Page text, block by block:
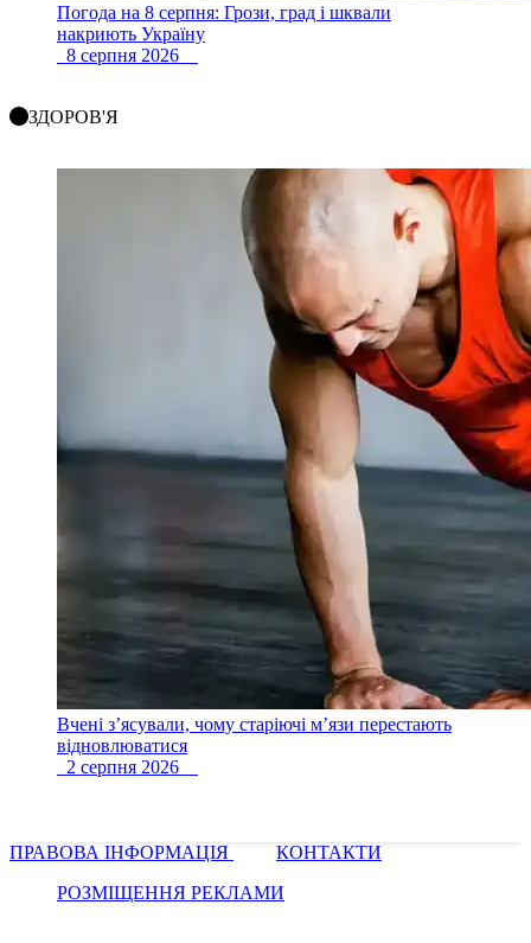
Погода на 8 серпня: Грози, град і шквали
накриють Україну
8 серпня 2026
ЗДОРОВ'Я
Вчені з’ясували, чому старіючі м’язи перестають
відновлюватися
2 серпня 2026
ПРАВОВА ІНФОРМАЦІЯ
КОНТАКТИ
РОЗМІЩЕННЯ РЕКЛАМИ